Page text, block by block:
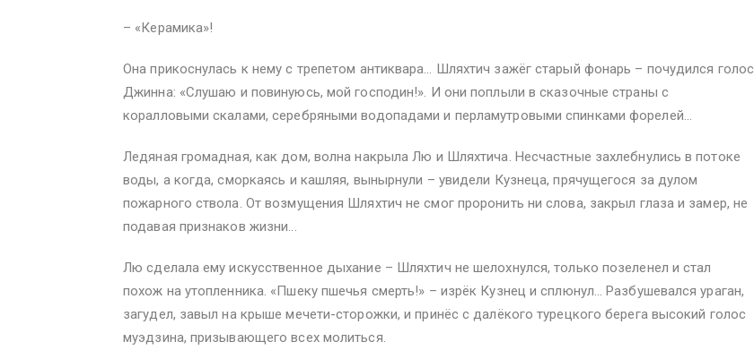
– «Керамика»!
Она прикоснулась к нему с трепетом антиквара… Шляхтич зажёг старый фонарь – почудился голос
Джинна: «Слушаю и повинуюсь, мой господин!». И они поплыли в сказочные страны с
коралловыми скалами, серебряными водопадами и перламутровыми спинками форелей…
Ледяная громадная, как дом, волна накрыла Лю и Шляхтича. Несчастные захлебнулись в потоке
воды, а когда, сморкаясь и кашляя, вынырнули – увидели Кузнеца, прячущегося за дулом
пожарного ствола. От возмущения Шляхтич не смог проронить ни слова, закрыл глаза и замер, не
подавая признаков жизни...
Лю сделала ему искусственное дыхание – Шляхтич не шелохнулся, только позеленел и стал
похож на утопленника. «Пшеку пшечья смерть!» – изрёк Кузнец и сплюнул… Разбушевался ураган,
загудел, завыл на крыше мечети-сторожки, и принёс с далёкого турецкого берега высокий голос
муэдзина, призывающего всех молиться.